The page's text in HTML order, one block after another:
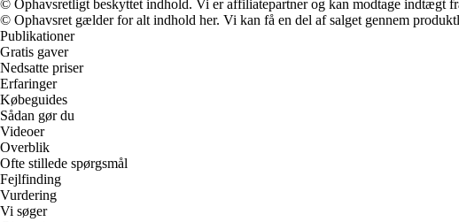
© Ophavsretligt beskyttet indhold. Vi er affiliatepartner og kan modtage indtægt
© Ophavsret gælder for alt indhold her. Vi kan få en del af salget gennem
Publikationer
Gratis gaver
Nedsatte priser
Erfaringer
Købeguides
Sådan gør du
Videoer
Overblik
Ofte stillede spørgsmål
Fejlfinding
Vurdering
Vi søger